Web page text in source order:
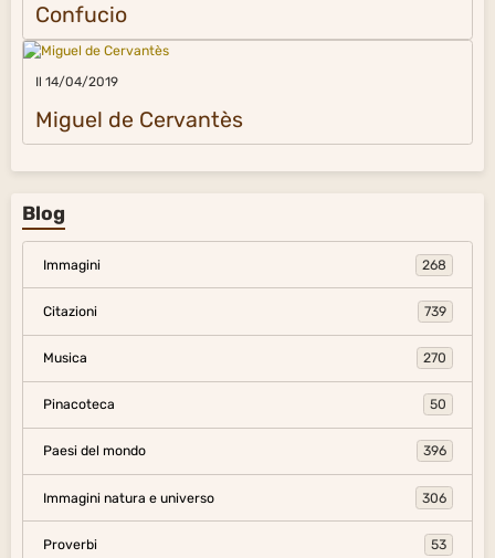
Confucio
Il 14/04/2019
Miguel de Cervantès
Blog
Immagini 268
Citazioni 739
Musica 270
Pinacoteca 50
Paesi del mondo 396
Immagini natura e universo 306
Proverbi 53